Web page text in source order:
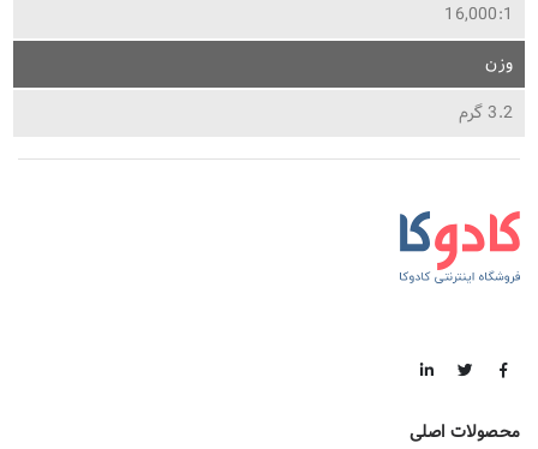
16,000:1
وزن
3.2 گرم
محصولات اصلی